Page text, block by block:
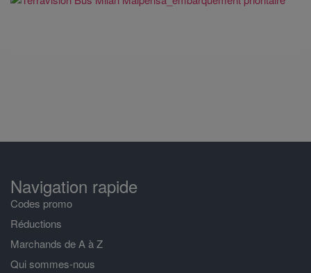
Navigation rapide
Codes promo
Réductions
Marchands de A à Z
Qui sommes-nous